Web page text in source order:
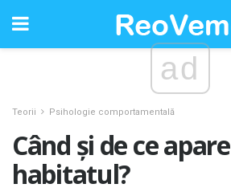
ad
Teorii Psihologie comportamentală
Când și de ce apare
habitatul?